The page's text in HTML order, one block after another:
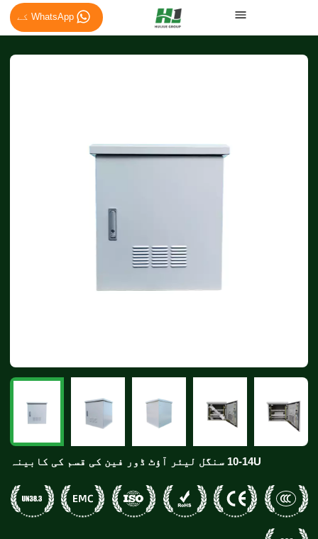
WhatsApp کے
10-14U سنگل لیئر آؤٹ ڈور فین کی قسم کی کابینہ